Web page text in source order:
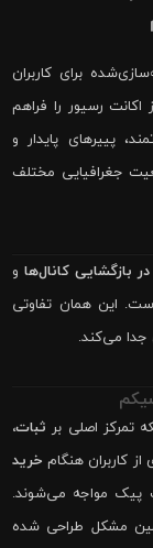
برای کاربران
اکانت رسیور را فراهم
پییرهای پایدار و
جغرافیایی مختلف
بازگشایی کانال‌هاو
این همان تفاوتی
می‌کند.
تمرکز اصلی بر ثبات،
کاربران هنگام خرید
پیک مواجه می‌شوند.
مشکل طراحی شده